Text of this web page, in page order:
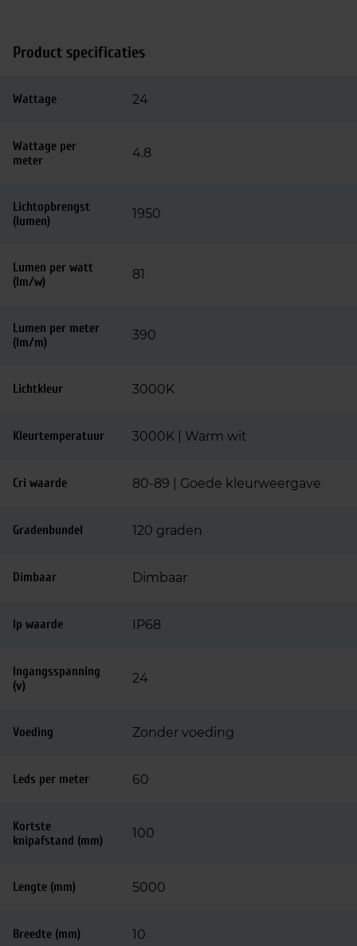
Product specificaties
Wattage 24
Wattage per
meter
4.8
Lichtopbrengst
(lumen)
1950
Lumen per watt
(lm/w)
81
Lumen per meter
(lm/m)
390
Lichtkleur 3000K
Kleurtemperatuur 3000K | Warm wit
Cri waarde 80-89 | Goede kleurweergave
Gradenbundel 120 graden
Dimbaar Dimbaar
Ip waarde IP68
Ingangsspanning
(v)
24
Voeding Zonder voeding
Leds per meter 60
Kortste
knipafstand (mm)
100
Lengte (mm) 5000
Breedte (mm) 10